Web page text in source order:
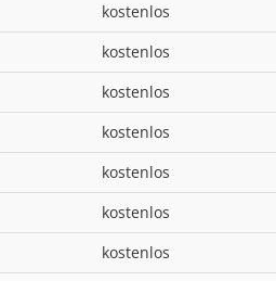
kostenlos
kostenlos
kostenlos
kostenlos
kostenlos
kostenlos
kostenlos